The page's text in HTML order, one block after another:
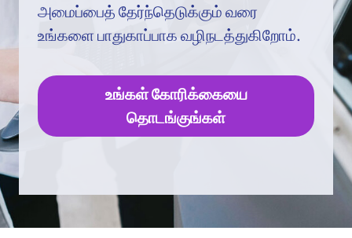
அமைப்பைத் தேர்ந்தெடுக்கும் வரை
உங்களை பாதுகாப்பாக வழிநடத்துகிறோம்.
உங்கள் கோரிக்கையை
தொடங்குங்கள்